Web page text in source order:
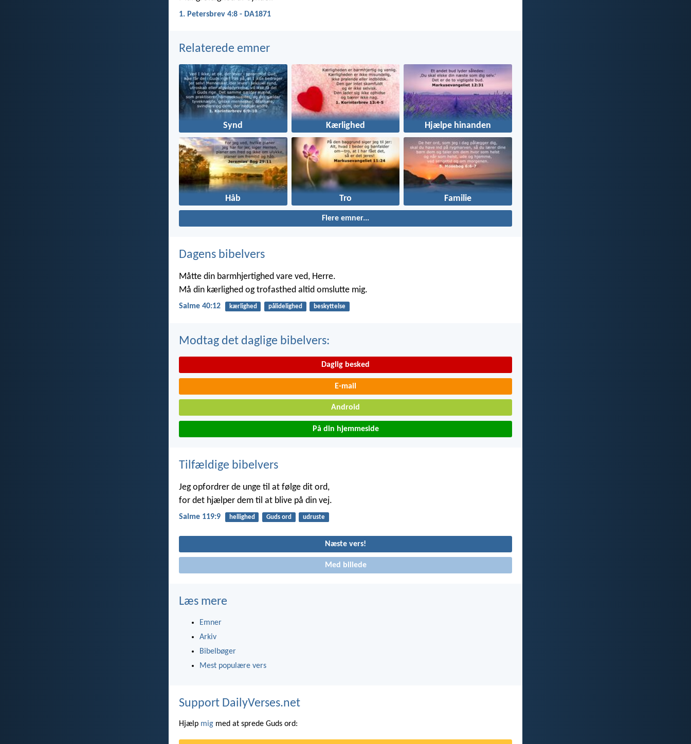
1. Petersbrev 4:8 - DA1871
Relaterede emner
Synd Kærlighed Hjælpe hinanden
Håb Tro Familie
Flere emner...
Dagens bibelvers
Måtte din barmhjertighed vare ved, Herre.
Må din kærlighed og trofasthed altid omslutte mig.
Salme 40:12 kærlighed pålidelighed beskyttelse
Modtag det daglige bibelvers:
Daglig besked
E-mail
Android
På din hjemmeside
Tilfældige bibelvers
Jeg opfordrer de unge til at følge dit ord,
for det hjælper dem til at blive på din vej.
Salme 119:9 hellighed Guds ord udruste
Næste vers!
Med billede
Læs mere
Emner
Arkiv
Bibelbøger
Mest populære vers
Support DailyVerses.net
Hjælp mig med at sprede Guds ord: